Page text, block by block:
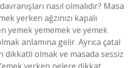
nasıl olmalıdır? Masa
yerken ağzınızı kapalı
yemek yememek ve yemek
anlamına gelir. Ayrıca çatal
dikkatli olmak ve masada sessiz